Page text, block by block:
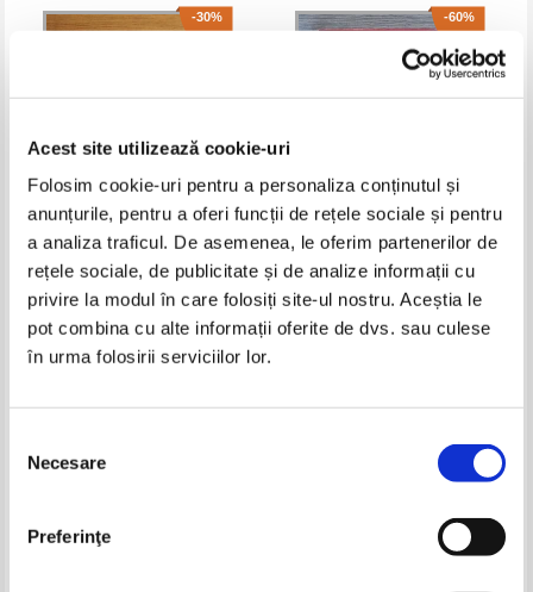
Acest site utilizează cookie-uri
Folosim cookie-uri pentru a personaliza conținutul și
anunțurile, pentru a oferi funcții de rețele sociale și pentru
a analiza traficul. De asemenea, le oferim partenerilor de
rețele sociale, de publicitate și de analize informații cu
privire la modul în care folosiți site-ul nostru. Aceștia le
pot combina cu alte informații oferite de dvs. sau culese
în urma folosirii serviciilor lor.
consimțământului
Necesare
Preferinţe
-30%
Marfe Ferguson Delano - Cerul.
National Geographic Nature
Library
-60%
Nordeuropa. Europe du Nord
(harta)